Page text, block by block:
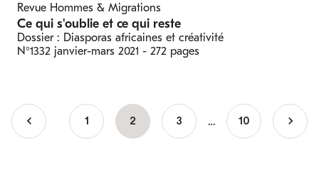
Revue Hommes & Migrations
Ce qui s'oublie et ce qui reste
Dossier : Diasporas africaines et créativité
N°1332 janvier-mars 2021 - 272 pages
Pagination
Page
1 Page
2 Page
3 … 10